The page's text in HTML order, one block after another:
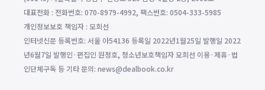
대표전화 : 전화번호: 070-8979-4992, 팩스번호: 0504-333-5985
개인정보보호 책임자 : 모희선
인터넷신문 등록번호: 서울 아54136 등록일 2022년1월25일 발행일 2022
년6월7일 발행인·편집인 원정호, 청소년보호책임자 모희선 이용·제휴·법
인단체구독 등 기타 문의: news@dealbook.co.kr